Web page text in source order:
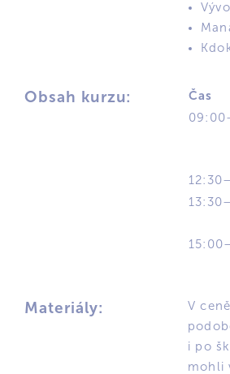
Obsah kurzu: Čas
Materiály: V
i po
mohli